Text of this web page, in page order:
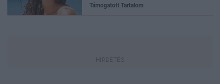
Támogatott Tartalom